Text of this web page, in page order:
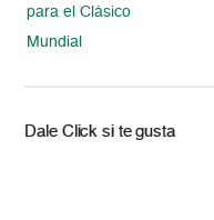
para el Clásico
Mundial
Dale Click si te gusta